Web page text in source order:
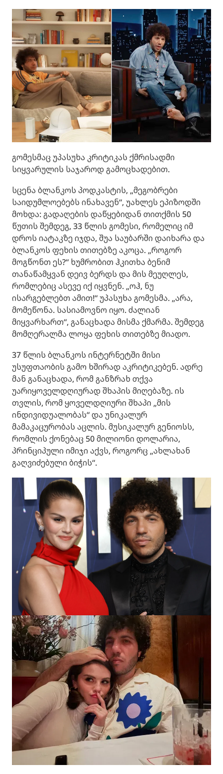
გომესმაც უპასუხა კრიტიკას ქმრისადმი
სიყვარულის საჯაროდ გამოცხადებით.
სცენა ბლანკოს პოდკასტის, „მეგობრები
საიდუმლოებებს ინახავენ“, უახლეს ეპიზოდში
მოხდა: გადაღების დაწყებიდან თითქმის 50
წუთის შემდეგ, 33 წლის გომესი, რომელიც იმ
დროს იატაკზე იჯდა, შუა საუბარში დაიხარა და
ბლანკოს ფეხის თითებზე აკოცა. „როგორ
მოგწონთ ეს?“ ხუმრობით ჰკითხა ბენიმ
თანაწამყვან დეივ ბერდს და მის მეუღლეს,
რომლებიც ასევე იქ იყვნენ. „ოჰ, ნუ
ისარგებლებთ ამით!“ უპასუხა გომესმა. „არა,
მომეწონა. სასიამოვნო იყო. ძალიან
მიყვარხართ“, განაცხადა მისმა ქმარმა. შემდეგ
მომღერალმა ლოყა ფეხის თითებზე მიადო.
37 წლის ბლანკოს ინტერნეტში მისი
უსუფთაობის გამო ხშირად აკრიტიკებენ. ადრე
მან განაცხადა, რომ განზრახ თქვა
უარიყოველდღიურად შხაპის მიღებაზე. ის
თვლის, რომ ყოველდღიური შხაპი „მის
ინდივიდუალობას“ და უნიკალურ
მამაკაცურობას აცლის. მუსიკალურ გენიოსს,
რომლის ქონებაც 50 მილიონი დოლარია,
პრინციპული იმიჯი აქვს, როგორც „ახლახან
გაღვიძებული ბიჭის“.